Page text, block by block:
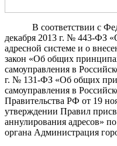
В соответствии с
декабря 2013 г. № 443-ФЗ
адресной системе и о
закон «Об общих
самоуправления в
г. № 131-ФЗ «Об общих
самоуправления в
Правительства РФ от 19
утверждении Правил
аннулирования адресов»
органа Администрация